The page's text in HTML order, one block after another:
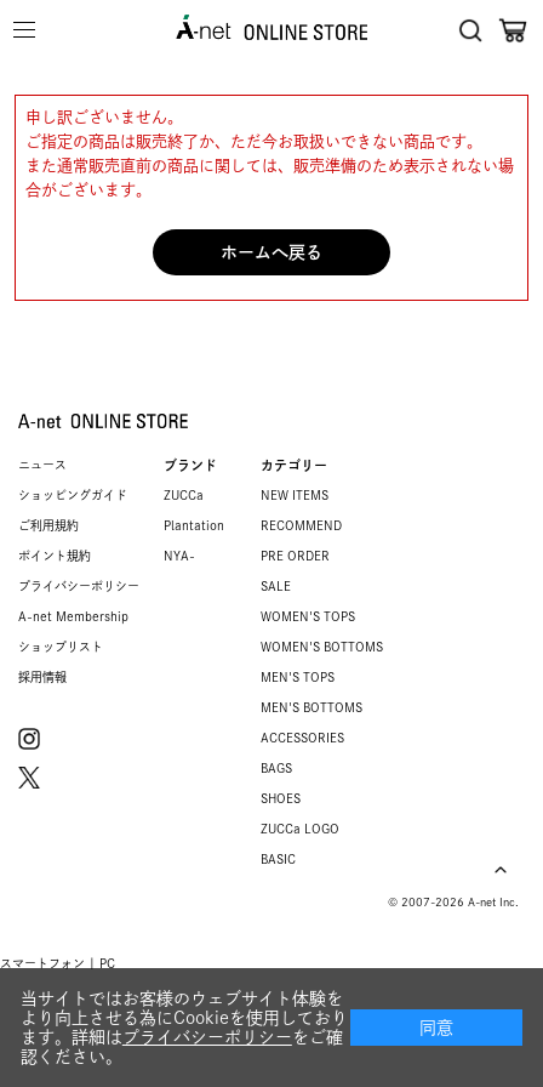
申し訳ございません。
ご指定の商品は販売終了か、ただ今お取扱いできない商品です。
また通常販売直前の商品に関しては、販売準備のため表示されない場
合がございます。
ホームへ戻る
ニュース
ショッピングガイド
ご利用規約
ポイント規約
プライバシーポリシー
A-net Membership
ショップリスト
採用情報
ブランド
ZUCCa
Plantation
NYA-
カテゴリー
NEW ITEMS
RECOMMEND
PRE ORDER
SALE
WOMEN'S TOPS
WOMEN'S BOTTOMS
MEN'S TOPS
MEN'S BOTTOMS
ACCESSORIES
BAGS
SHOES
ZUCCa LOGO
BASIC
© 2007-2026 A-net Inc.
スマートフォン | PC
当サイトではお客様のウェブサイト体験を
より向上させる為にCookieを使用しており
ます。詳細は プライバシーポリシー をご確
認ください。
同意